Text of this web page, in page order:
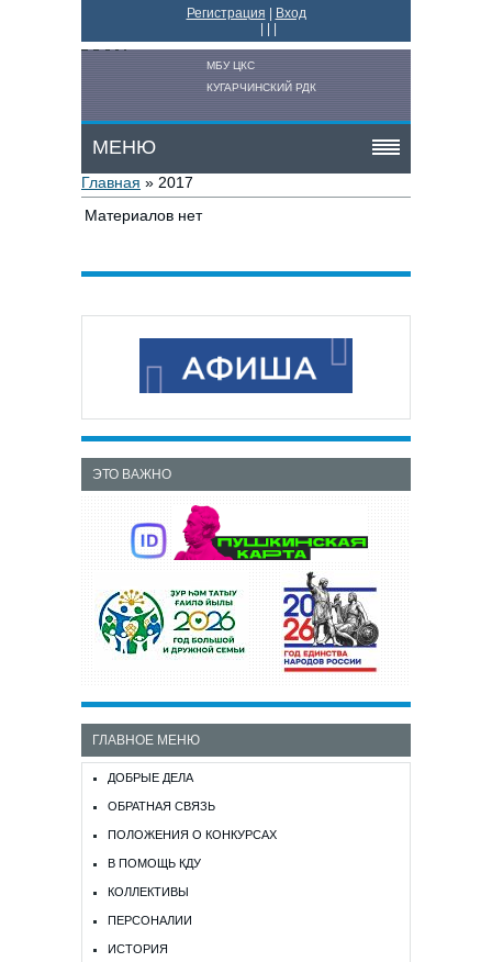
Регистрация
Вход
МБУ ЦКС
КУГАРЧИНСКИЙ РДК
МЕНЮ
Главная » 2017
Материалов нет
ЭТО ВАЖНО
ГЛАВНОЕ МЕНЮ
ДОБРЫЕ ДЕЛА
ОБРАТНАЯ СВЯЗЬ
ПОЛОЖЕНИЯ О КОНКУРСАХ
В ПОМОЩЬ КДУ
КОЛЛЕКТИВЫ
ПЕРСОНАЛИИ
ИСТОРИЯ